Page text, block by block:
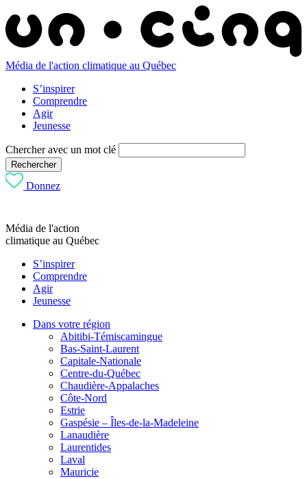
Média de l'action climatique au Québec
S’inspirer
Comprendre
Agir
Jeunesse
Chercher avec un mot clé
Rechercher
Donnez
Média de l'action
climatique au Québec
S’inspirer
Comprendre
Agir
Jeunesse
Dans votre région
Abitibi-Témiscamingue
Bas-Saint-Laurent
Capitale-Nationale
Centre-du-Québec
Chaudière-Appalaches
Côte-Nord
Estrie
Gaspésie – Îles-de-la-Madeleine
Lanaudière
Laurentides
Laval
Mauricie